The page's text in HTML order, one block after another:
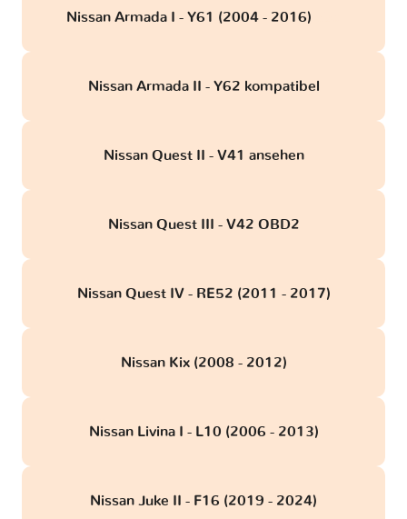
Nissan Armada I - Y61 (2004 - 2016)
Nissan Armada II - Y62 kompatibel
Nissan Quest II - V41 ansehen
Nissan Quest III - V42 OBD2
Nissan Quest IV - RE52 (2011 - 2017)
Nissan Kix (2008 - 2012)
Nissan Livina I - L10 (2006 - 2013)
Nissan Juke II - F16 (2019 - 2024)